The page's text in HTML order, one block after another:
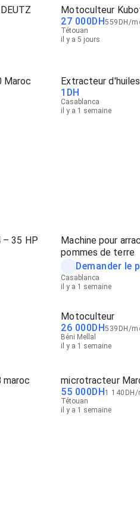
Motoculteur
27 000DH559 DH /
Tétouan
il y a 5 jours
Maroc
Extracteur d'huiles
1 DH
Casablanca
il y a 1 semaine
35 HP
Machine pour
pommes de terre
Demander le
Casablanca
il y a 1 semaine
Motoculteur
26 000DH539 DH /
Béni Mellal
il y a 1 semaine
maroc
microtracteur
55 000DH1 140 DH /
Tétouan
il y a 1 semaine